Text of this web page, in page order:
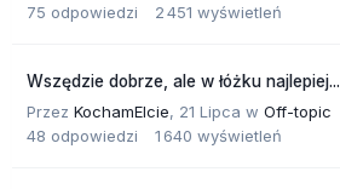
75 odpowiedzi 2 451 wyświetleń
Wszędzie dobrze, ale w łóżku najlepiej...
Przez KochamElcie, 21 Lipca w Off-topic
48 odpowiedzi 1 640 wyświetleń